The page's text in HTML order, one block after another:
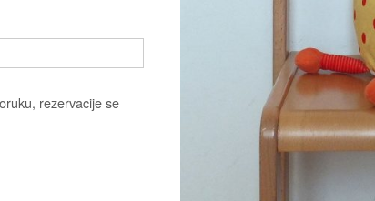
rezervacije se